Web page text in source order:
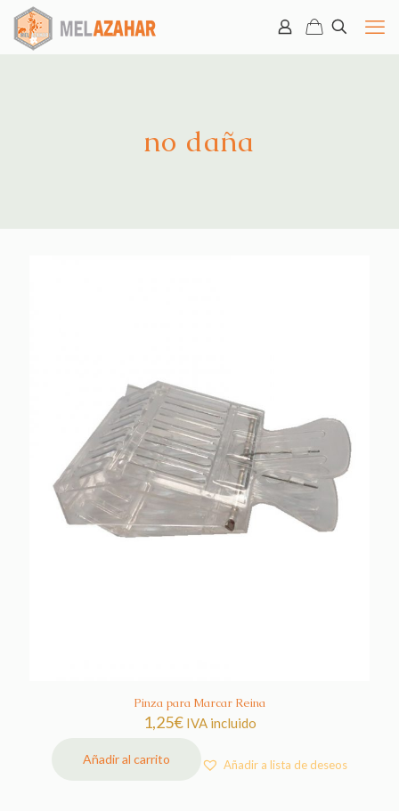
no daña
Pinza para Marcar Reina
1,25€ IVA incluido
Añadir al carrito Añadir a lista de deseos